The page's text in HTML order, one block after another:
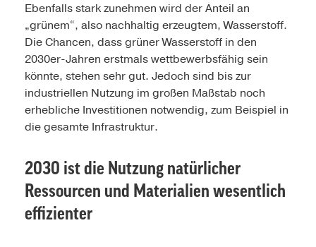
Ebenfalls stark zunehmen wird der Anteil an
„grünem“, also nachhaltig erzeugtem, Wasserstoff.
Die Chancen, dass grüner Wasserstoff in den
2030er-Jahren erstmals wettbewerbsfähig sein
könnte, stehen sehr gut. Jedoch sind bis zur
industriellen Nutzung im großen Maßstab noch
erhebliche Investitionen notwendig, zum Beispiel in
die gesamte Infrastruktur.
2030 ist die Nutzung natürlicher
Ressourcen und Materialien wesentlich
effizienter